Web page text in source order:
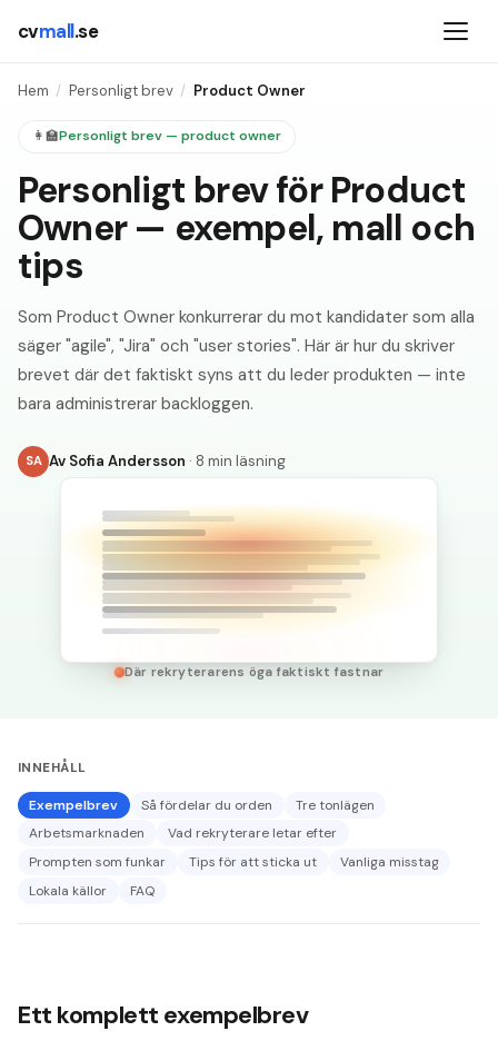
cvmall.se
Hem / Personligt brev / Product Owner
👩‍🏫Personligt brev — product owner
Personligt brev för Product
Owner — exempel, mall och
tips
Som Product Owner konkurrerar du mot kandidater som alla
säger "agile", "Jira" och "user stories". Här är hur du skriver
brevet där det faktiskt syns att du leder produkten — inte
bara administrerar backloggen.
SA Av Sofia Andersson · 8 min läsning
Där rekryterarens öga faktiskt fastnar
INNEHÅLL
Exempelbrev Så fördelar du orden
Tre tonlägen
Arbetsmarknaden
Vad rekryterare letar efter
Prompten som funkar
Tips för att sticka ut
Vanliga misstag
Lokala källor
FAQ
Ett komplett exempelbrev